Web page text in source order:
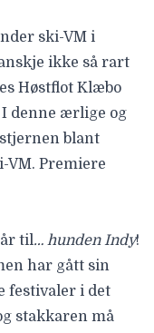
ski-VM i
ikke så rart
Høstflot Klæbo
I denne ærlige og
blant
VM. Premiere
til… hunden Indy!
har gått sin
festivaler i det
stakkaren må